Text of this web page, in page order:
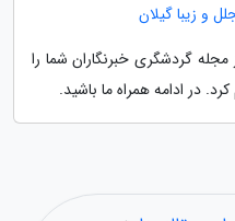
و زیبا گیلان
گردشگری خبرنگاران شما را
در ادامه همراه ما باشید.